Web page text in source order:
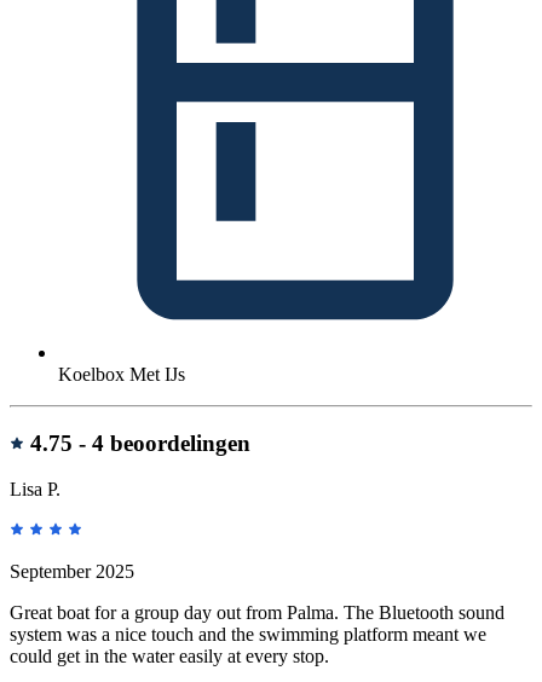
Koelbox Met IJs
Beoordelingen
4.75 - 4 beoordelingen
Lisa P.
September 2025
Great boat for a group day out from Palma. The Bluetooth sound
system was a nice touch and the swimming platform meant we
could get in the water easily at every stop.